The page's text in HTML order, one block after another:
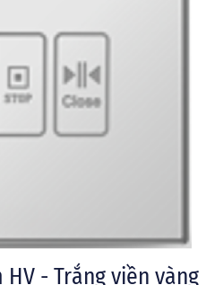
- Trắng viền vàng